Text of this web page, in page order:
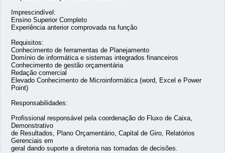
Imprescindível:
Ensino Superior Completo
Experiência anterior comprovada na função
Requisitos:
Conhecimento de ferramentas de Planejamento
Domínio de informática e sistemas integrados financeiros
Conhecimento de gestão orçamentária
Redação comercial
Elevado Conhecimento de Microinformática (word, Excel e Power
Point)
Responsabilidades:
Profissional responsável pela coordenação do Fluxo de Caixa,
Demonstrativo
de Resultados, Plano Orçamentário, Capital de Giro, Relatórios
Gerenciais em
geral dando suporte a diretoria nas tomadas de decisões.